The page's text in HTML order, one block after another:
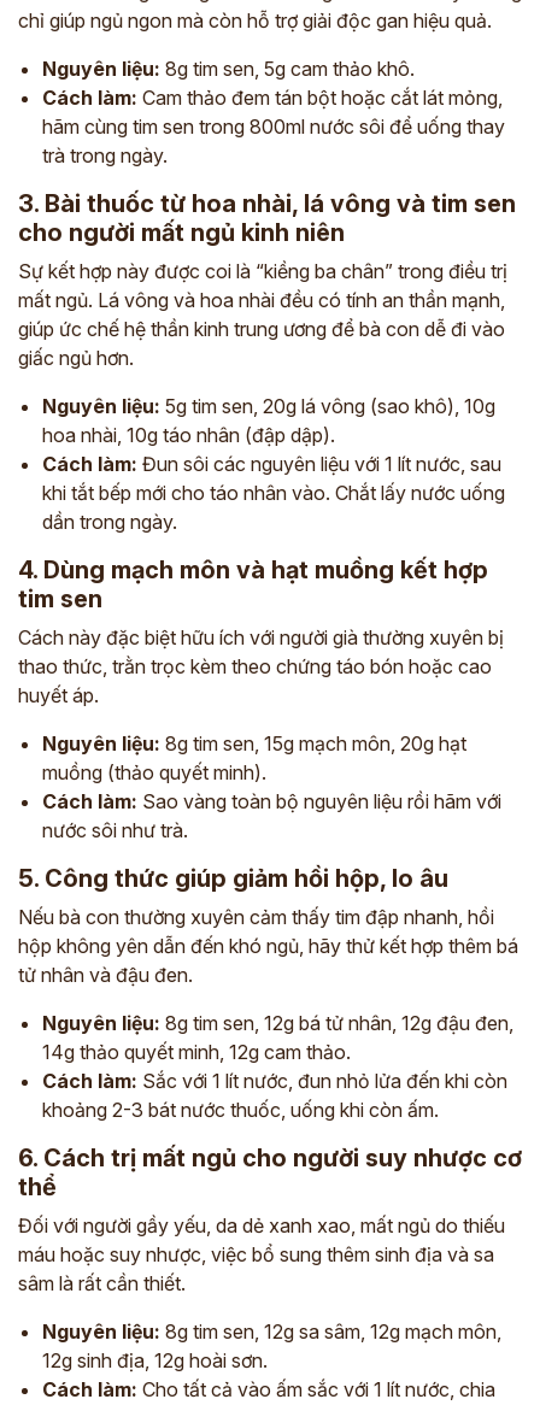
chỉ giúp ngủ ngon mà còn hỗ trợ giải độc gan hiệu quả.
Nguyên liệu: 8g tim sen, 5g cam thảo khô.
Cách làm: Cam thảo đem tán bột hoặc cắt lát mỏng,
hãm cùng tim sen trong 800ml nước sôi để uống thay
trà trong ngày.
3. Bài thuốc từ hoa nhài, lá vông và tim sen
cho người mất ngủ kinh niên
Sự kết hợp này được coi là “kiềng ba chân” trong điều trị
mất ngủ. Lá vông và hoa nhài đều có tính an thần mạnh,
giúp ức chế hệ thần kinh trung ương để bà con dễ đi vào
giấc ngủ hơn.
Nguyên liệu: 5g tim sen, 20g lá vông (sao khô), 10g
hoa nhài, 10g táo nhân (đập dập).
Cách làm: Đun sôi các nguyên liệu với 1 lít nước, sau
khi tắt bếp mới cho táo nhân vào. Chắt lấy nước uống
dần trong ngày.
4. Dùng mạch môn và hạt muồng kết hợp
tim sen
Cách này đặc biệt hữu ích với người già thường xuyên bị
thao thức, trằn trọc kèm theo chứng táo bón hoặc cao
huyết áp.
Nguyên liệu: 8g tim sen, 15g mạch môn, 20g hạt
muồng (thảo quyết minh).
Cách làm: Sao vàng toàn bộ nguyên liệu rồi hãm với
nước sôi như trà.
5. Công thức giúp giảm hồi hộp, lo âu
Nếu bà con thường xuyên cảm thấy tim đập nhanh, hồi
hộp không yên dẫn đến khó ngủ, hãy thử kết hợp thêm bá
tử nhân và đậu đen.
Nguyên liệu: 8g tim sen, 12g bá tử nhân, 12g đậu đen,
14g thảo quyết minh, 12g cam thảo.
Cách làm: Sắc với 1 lít nước, đun nhỏ lửa đến khi còn
khoảng 2-3 bát nước thuốc, uống khi còn ấm.
6. Cách trị mất ngủ cho người suy nhược cơ
thể
Đối với người gầy yếu, da dẻ xanh xao, mất ngủ do thiếu
máu hoặc suy nhược, việc bổ sung thêm sinh địa và sa
sâm là rất cần thiết.
Nguyên liệu: 8g tim sen, 12g sa sâm, 12g mạch môn,
12g sinh địa, 12g hoài sơn.
Cách làm: Cho tất cả vào ấm sắc với 1 lít nước, chia